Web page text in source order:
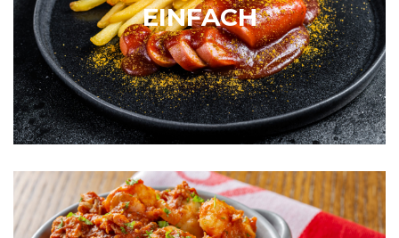
EINFACH